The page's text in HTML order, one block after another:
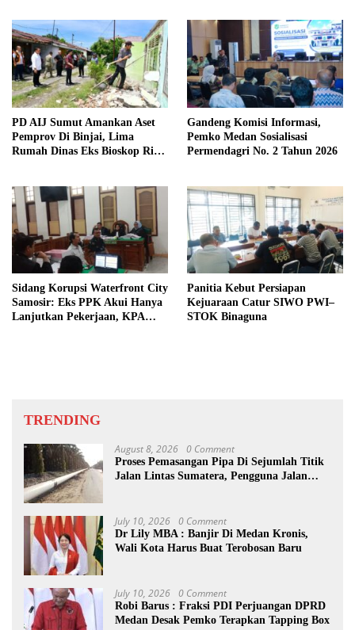
PD AIJ Sumut Amankan Aset
Pemprov Di Binjai, Lima
Rumah Dinas Eks Bioskop Ria
Gandeng Komisi Informasi,
Pemko Medan Sosialisasi
Permendagri No. 2 Tahun 2026
Sidang Korupsi Waterfront City
Samosir: Eks PPK Akui Hanya
Lanjutkan Pekerjaan, KPA
Panitia Kebut Persiapan
Kejuaraan Catur SIWO PWI–
STOK Binaguna
TRENDING
August 8, 2026 0 Comment
Proses Pemasangan Pipa Di Sejumlah Titik
Jalan Lintas Sumatera, Pengguna Jalan
July 10, 2026 0 Comment
Dr Lily MBA : Banjir Di Medan Kronis,
Wali Kota Harus Buat Terobosan Baru
July 10, 2026 0 Comment
Robi Barus : Fraksi PDI Perjuangan DPRD
Medan Desak Pemko Terapkan Tapping Box